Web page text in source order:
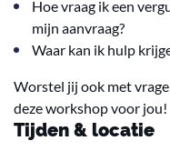
Hoe vraag ik een
mijn aanvraag?
Waar kan ik hulp
Worstel jij ook met
deze workshop voor jou!
Tijden & locatie